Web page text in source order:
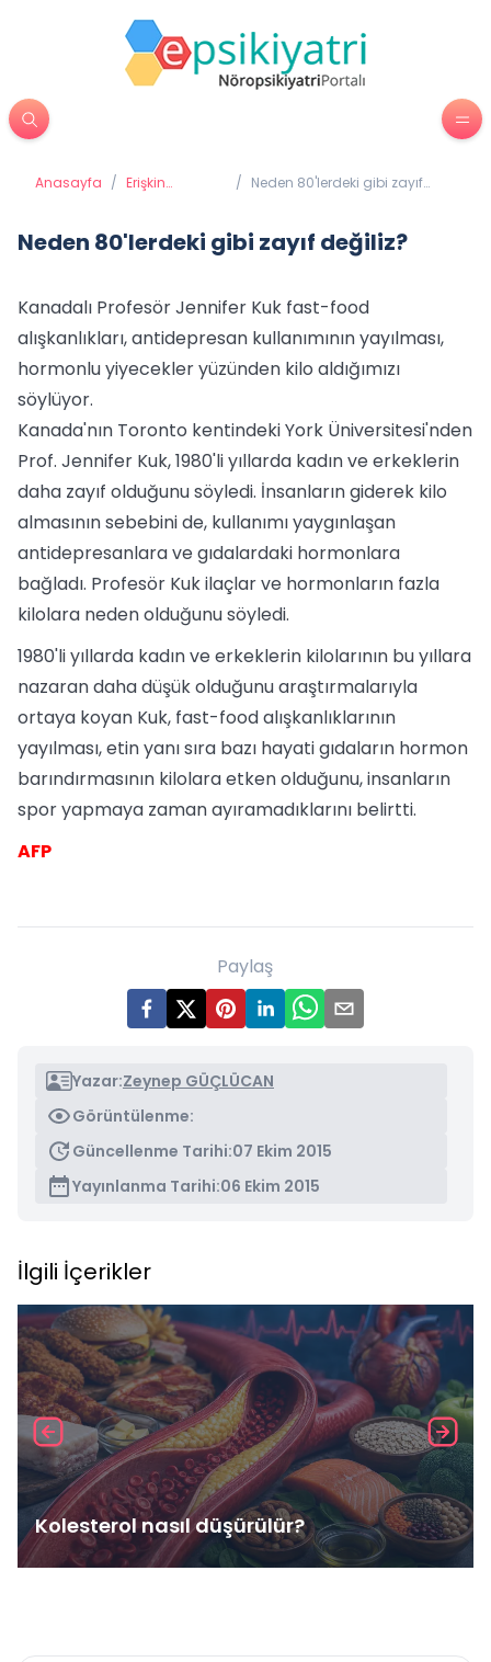
Anasayfa / Erişkin
/ Neden 80'lerdeki gibi zayıf
Neden 80'lerdeki gibi zayıf değiliz?
Kanadalı Profesör Jennifer Kuk fast-food
alışkanlıkları, antidepresan kullanımının yayılması,
hormonlu yiyecekler yüzünden kilo aldığımızı
söylüyor.
Kanada'nın Toronto kentindeki York Üniversitesi'nden
Prof. Jennifer Kuk, 1980'li yıllarda kadın ve erkeklerin
daha zayıf olduğunu söyledi. İnsanların giderek kilo
almasının sebebini de, kullanımı yaygınlaşan
antidepresanlara ve gıdalardaki hormonlara
bağladı. Profesör Kuk ilaçlar ve hormonların fazla
kilolara neden olduğunu söyledi.
1980'li yıllarda kadın ve erkeklerin kilolarının bu yıllara
nazaran daha düşük olduğunu araştırmalarıyla
ortaya koyan Kuk, fast-food alışkanlıklarının
yayılması, etin yanı sıra bazı hayati gıdaların hormon
barındırmasının kilolara etken olduğunu, insanların
spor yapmaya zaman ayıramadıklarını belirtti.
AFP
Paylaş
Yazar:Zeynep GÜÇLÜCAN
Görüntülenme:
Güncellenme Tarihi:07 Ekim 2015
Yayınlanma Tarihi:06 Ekim 2015
İlgili İçerikler
Kolesterol nasıl düşürülür?